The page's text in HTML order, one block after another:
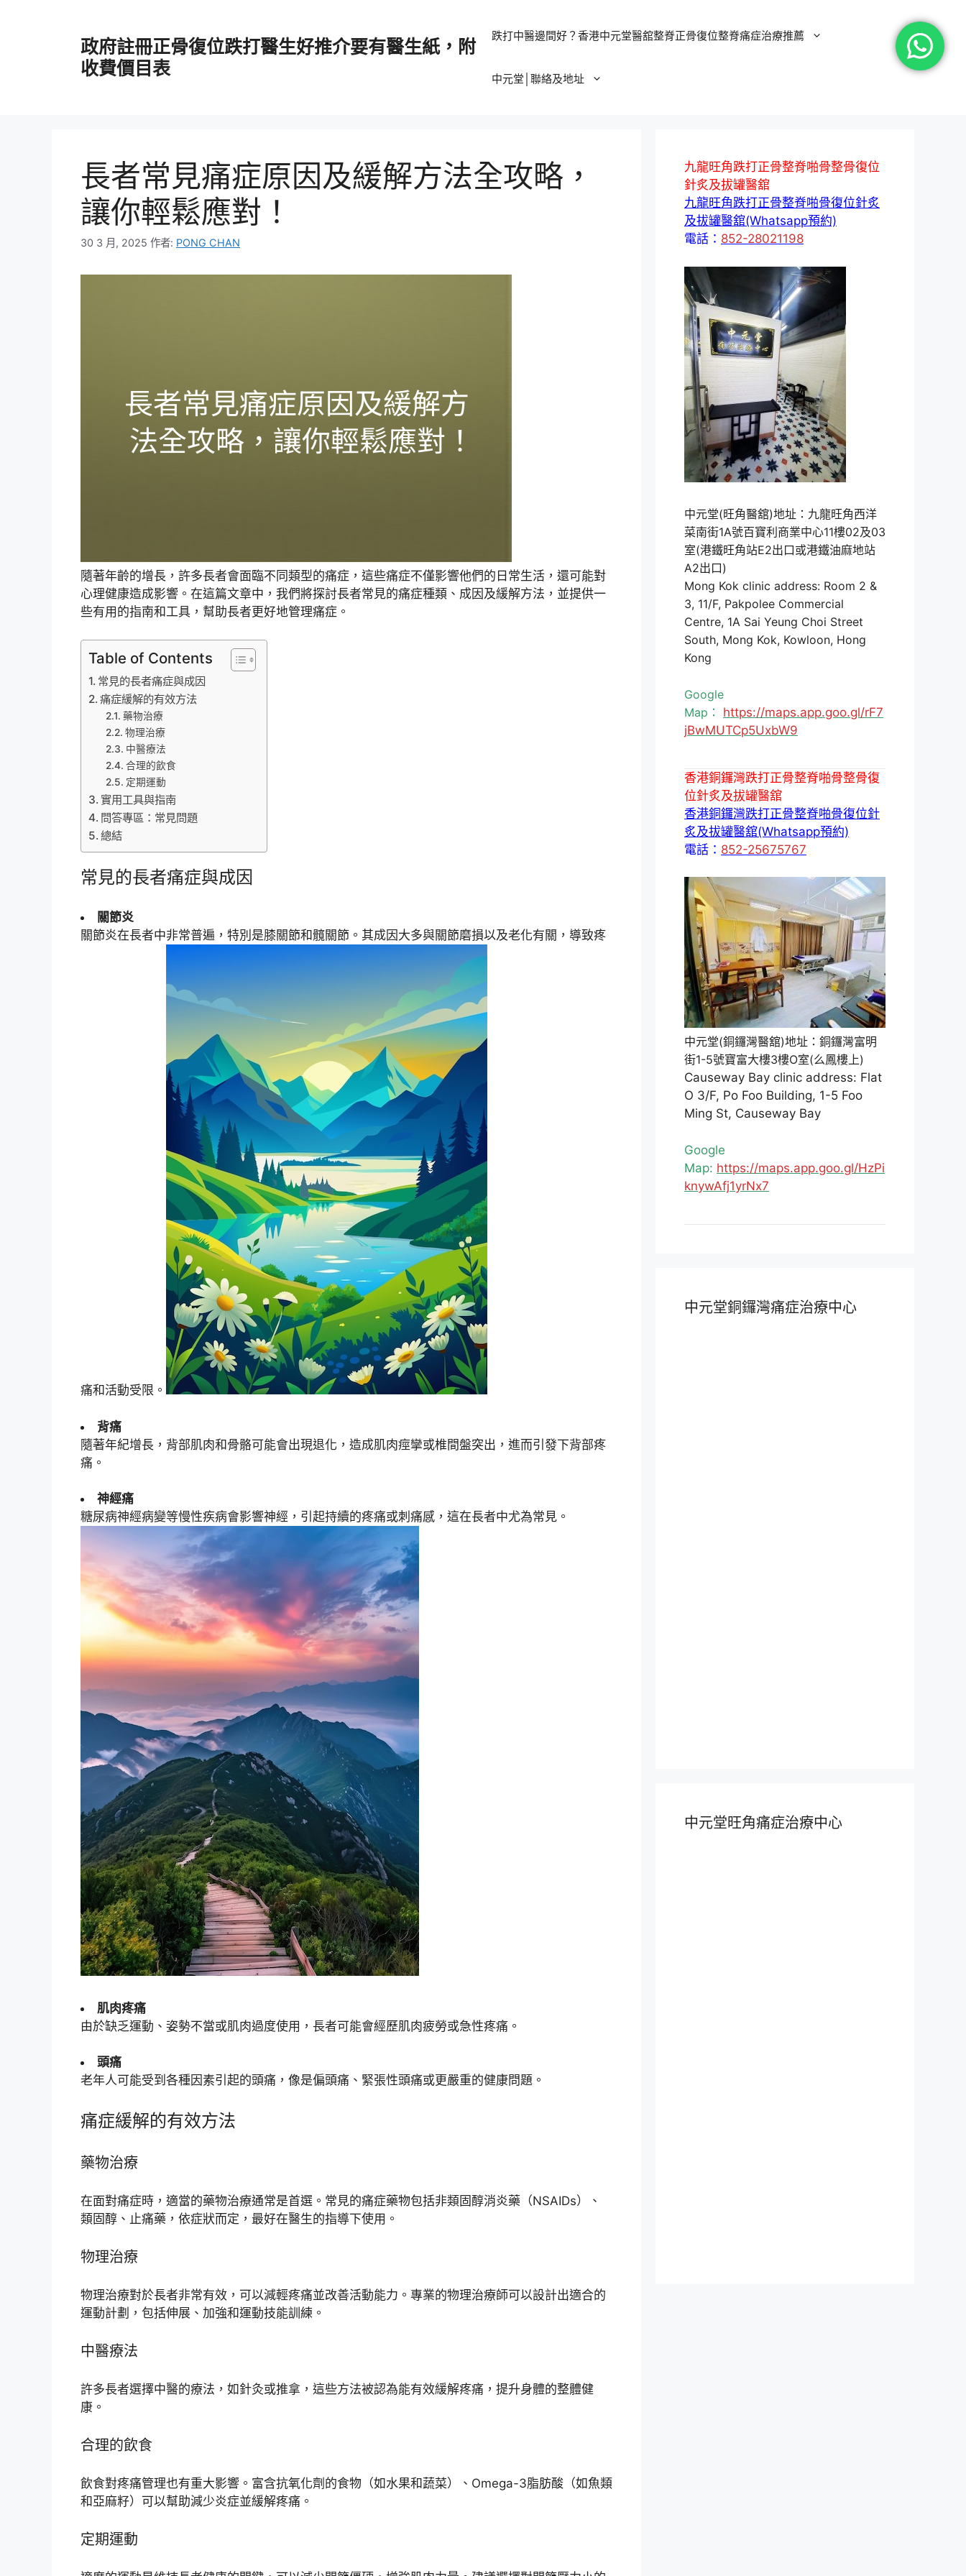
政府註冊正骨復位跌打醫生好推介要有醫生紙，附
收費價目表
跌打中醫邊間好？香港中元堂醫舘整脊正骨復位整脊痛症治療推薦
中元堂│聯絡及地址
長者常見痛症原因及緩解方法全攻略，
讓你輕鬆應對！
30 3 月, 2025 作者: PONG CHAN
隨著年齡的增長，許多長者會面臨不同類型的痛症，這些痛症不僅影響他們的日常生活，還可能對
心理健康造成影響。在這篇文章中，我們將探討長者常見的痛症種類、成因及緩解方法，並提供一
些有用的指南和工具，幫助長者更好地管理痛症。
Table of Contents
常見的長者痛症與成因
痛症緩解的有效方法
藥物治療
物理治療
中醫療法
合理的飲食
定期運動
實用工具與指南
問答專區：常見問題
總結
常見的長者痛症與成因
關節炎
關節炎在長者中非常普遍，特別是膝關節和髖關節。其成因大多與關節磨損以及老化有關，導致疼
痛和活動受限。
背痛
隨著年紀增長，背部肌肉和骨骼可能會出現退化，造成肌肉痙攣或椎間盤突出，進而引發下背部疼
痛。
神經痛
糖尿病神經病變等慢性疾病會影響神經，引起持續的疼痛或刺痛感，這在長者中尤為常見。
肌肉疼痛
由於缺乏運動、姿勢不當或肌肉過度使用，長者可能會經歷肌肉疲勞或急性疼痛。
頭痛
老年人可能受到各種因素引起的頭痛，像是偏頭痛、緊張性頭痛或更嚴重的健康問題。
痛症緩解的有效方法
藥物治療
在面對痛症時，適當的藥物治療通常是首選。常見的痛症藥物包括非類固醇消炎藥（NSAIDs）、
類固醇、止痛藥，依症狀而定，最好在醫生的指導下使用。
物理治療
物理治療對於長者非常有效，可以減輕疼痛並改善活動能力。專業的物理治療師可以設計出適合的
運動計劃，包括伸展、加強和運動技能訓練。
中醫療法
許多長者選擇中醫的療法，如針灸或推拿，這些方法被認為能有效緩解疼痛，提升身體的整體健
康。
合理的飲食
飲食對疼痛管理也有重大影響。富含抗氧化劑的食物（如水果和蔬菜）、Omega-3脂肪酸（如魚類
和亞麻籽）可以幫助減少炎症並緩解疼痛。
定期運動
九龍旺角跌打正骨整脊啪骨整骨復位
針炙及拔罐醫舘
九龍旺角跌打正骨整脊啪骨復位針炙
及拔罐醫舘(Whatsapp預約)
電話： 852-28021198
中元堂(旺角醫舘)地址：九龍旺角西洋
菜南街1A號百寶利商業中心11樓02及03
室(港鐵旺角站E2出口或港鐵油麻地站
A2出口)
Mong Kok clinic address: Room 2 &
3, 11/F, Pakpolee Commercial
Centre, 1A Sai Yeung Choi Street
South, Mong Kok, Kowloon, Hong
Kong
Google
Map： https://maps.app.goo.gl/rF7
jBwMUTCp5UxbW9
香港銅鑼灣跌打正骨整脊啪骨整骨復
位針炙及拔罐醫舘
香港銅鑼灣跌打正骨整脊啪骨復位針
炙及拔罐醫舘(Whatsapp預約)
電話： 852-25675767
中元堂(銅鑼灣醫舘)地址：銅鑼灣富明
街1-5號寶富大樓3樓O室(么鳳樓上)
Causeway Bay clinic address: Flat
O 3/F, Po Foo Building, 1-5 Foo
Ming St, Causeway Bay
Google
Map: https://maps.app.goo.gl/HzPi
knywAfj1yrNx7
中元堂銅鑼灣痛症治療中心
中元堂旺角痛症治療中心